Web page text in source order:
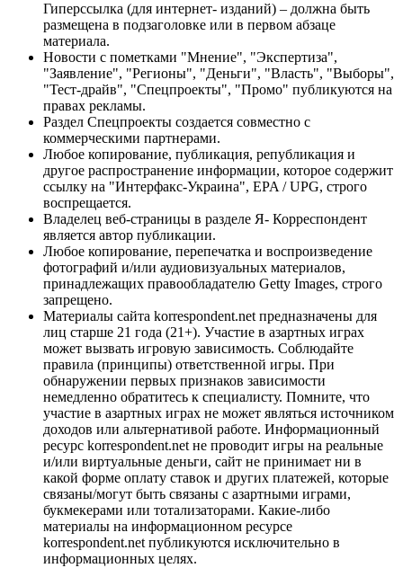
Гиперссылка (для интернет- изданий) – должна быть
размещена в подзаголовке или в первом абзаце
материала.
Новости с пометками "Мнение", "Экспертиза",
"Заявление", "Регионы", "Деньги", "Власть", "Выборы",
"Тест-драйв", "Спецпроекты", "Промо" публикуются на
правах рекламы.
Раздел Спецпроекты создается совместно с
коммерческими партнерами.
Любое копирование, публикация, републикация и
другое распространение информации, которое содержит
ссылку на "Интерфакс-Украина", EPA / UPG, строго
воспрещается.
Владелец веб-страницы в разделе Я- Корреспондент
является автор публикации.
Любое копирование, перепечатка и воспроизведение
фотографий и/или аудиовизуальных материалов,
принадлежащих правообладателю Getty Images, строго
запрещено.
Материалы сайта korrespondent.net предназначены для
лиц старше 21 года (21+). Участие в азартных играх
может вызвать игровую зависимость. Соблюдайте
правила (принципы) ответственной игры. При
обнаружении первых признаков зависимости
немедленно обратитесь к специалисту. Помните, что
участие в азартных играх не может являться источником
доходов или альтернативой работе. Информационный
ресурс korrespondent.net не проводит игры на реальные
и/или виртуальные деньги, сайт не принимает ни в
какой форме оплату ставок и других платежей, которые
связаны/могут быть связаны с азартными играми,
букмекерами или тотализаторами. Какие-либо
материалы на информационном ресурсе
korrespondent.net публикуются исключительно в
информационных целях.